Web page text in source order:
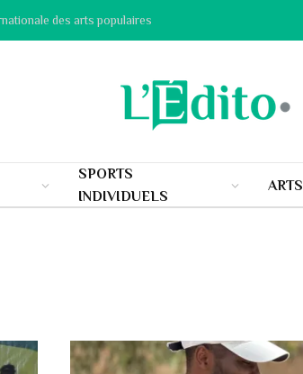
des arts populaires
SPORTS
INDIVIDUELS
ARTS